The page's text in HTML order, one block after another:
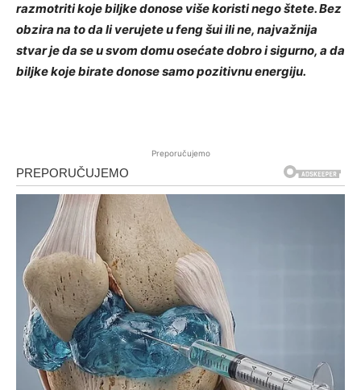
razmotriti koje biljke donose više koristi nego štete. Bez
obzira na to da li verujete u feng šui ili ne, najvažnija
stvar je da se u svom domu osećate dobro i sigurno, a da
biljke koje birate donose samo pozitivnu energiju.
Preporučujemo